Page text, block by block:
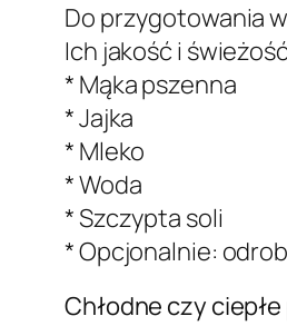
Do przygotowania
Ich jakość i
* Mąka pszenna
* Jajka
* Mleko
* Woda
* Szczypta soli
* Opcjonalnie:
Chłodne czy